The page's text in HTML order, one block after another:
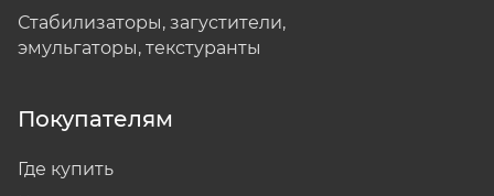
Стабилизаторы, загустители,
эмульгаторы, текстуранты
Покупателям
Где купить